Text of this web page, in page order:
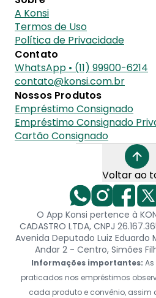
A Konsi
Termos de Uso
Política de Privacidade
Contato
WhatsApp • (11) 99900-6214
contato@konsi.com.br
Nossos Produtos
Empréstimo Consignado
Empréstimo Consignado
Cartão Consignado
Voltar ao
O App Konsi pertence à
CADASTRO LTDA, CNPJ
Avenida Deputado Luiz Eduardo
Andar 2 - Centro, Simões
Informações importantes:
praticados nos empréstimos
cada produto e convênio, assim